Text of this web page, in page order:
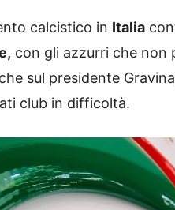
calcistico in Italia
con gli azzurri che non
sul presidente
club in difficoltà.